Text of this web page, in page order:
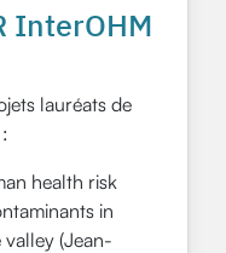
InterOHM
lauréats de
health risk
in
valley (Jean-